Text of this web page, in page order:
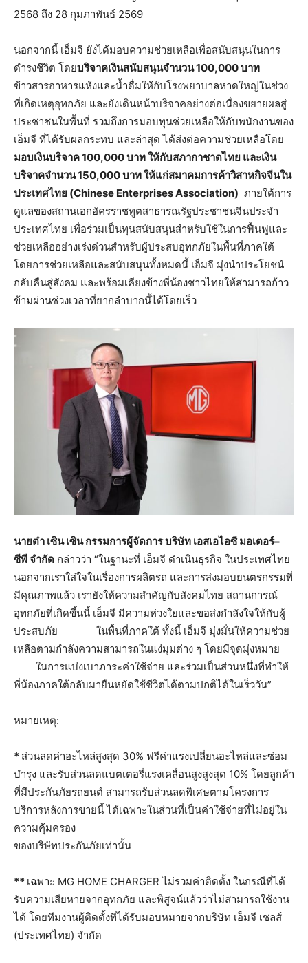
2568 ถึง 28 กุมภาพันธ์ 2569
นอกจากนี้ เอ็มจี ยังได้มอบความช่วยเหลือเพื่อสนับสนุนในการ
ดำรงชีวิต โดยบริจาคเงินสนับสนุนจำนวน100,000บาท
ข้าวสารอาหารแห้งและน้ำดื่มให้กับโรงพยาบาลหาดใหญ่ในช่วง
ที่เกิดเหตุอุทกภัย และยังเดินหน้าบริจาคอย่างต่อเนื่องขยายผลสู่
ประชาชนในพื้นที่ รวมถึงการมอบทุนช่วยเหลือให้กับพนักงานของ
เอ็มจี ที่ได้รับผลกระทบ และล่าสุด ได้ส่งต่อความช่วยเหลือโดย
มอบเงินบริจาค100,000บาทให้กับสภากาชาดไทย และเงิน
บริจาคจำนวน150,000บาทให้แก่สมาคมการค้าวิสาหกิจจีนใน
ประเทศไทย (Chinese Enterprises Association) ภายใต้การ
ดูแลของสถานเอกอัครราชทูตสาธารณรัฐประชาชนจีนประจำ
ประเทศไทย เพื่อร่วมเป็นทุนสนับสนุนสำหรับใช้ในการฟื้นฟูและ
ช่วยเหลืออย่างเร่งด่วนสำหรับผู้ประสบอุทกภัยในพื้นที่ภาคใต้
โดยการช่วยเหลือและสนับสนุนทั้งหมดนี้ เอ็มจี มุ่งนำประโยชน์
กลับคืนสู่สังคม และพร้อมเคียงข้างพี่น้องชาวไทยให้สามารถก้าว
ข้ามผ่านช่วงเวลาที่ยากลำบากนี้ได้โดยเร็ว
นายต๋า เซิน เซิน กรรมการผู้จัดการบริษัท เอสเอไอซี มอเตอร์–
ซีพีจำกัด กล่าวว่า “ในฐานะที่ เอ็มจี ดำเนินธุรกิจ ในประเทศไทย
นอกจากเราใส่ใจในเรื่องการผลิตรถ และการส่งมอบยนตรกรรมที่
มีคุณภาพแล้ว เรายังให้ความสำคัญกับสังคมไทย สถานการณ์
อุทกภัยที่เกิดขึ้นนี้ เอ็มจี มีความห่วงใยและขอส่งกำลังใจให้กับผู้
ประสบภัย
ในพื้นที่ภาคใต้ ทั้งนี้ เอ็มจี มุ่งมั่นให้ความช่วย
เหลือตามกำลังความสามารถในแง่มุมต่าง ๆ โดยมีจุดมุ่งหมาย
ในการแบ่งเบาภาระค่าใช้จ่าย และร่วมเป็นส่วนหนึ่งที่ทำให้
พี่น้องภาคใต้กลับมายืนหยัดใช้ชีวิตได้ตามปกติได้ในเร็ววัน”
หมายเหตุ:
* ส่วนลดค่าอะไหล่สูงสุด 30% ฟรีค่าแรงเปลี่ยนอะไหล่และซ่อม
บำรุง และรับส่วนลดแบตเตอรี่แรงเคลื่อนสูงสูงสุด 10% โดยลูกค้า
ที่มีประกันภัยรถยนต์ สามารถรับส่วนลดพิเศษตามโครงการ
บริการหลังการขายนี้ ได้เฉพาะในส่วนที่เป็นค่าใช้จ่ายที่ไม่อยู่ใน
ความคุ้มครอง
ของบริษัทประกันภัยเท่านั้น
** เฉพาะ MG HOME CHARGER ไม่รวมค่าติดตั้ง ในกรณีที่ได้
รับความเสียหายจากอุทกภัย และพิสูจน์แล้วว่าไม่สามารถใช้งาน
ได้ โดยทีมงานผู้ติดตั้งที่ได้รับมอบหมายจากบริษัท เอ็มจี เซลส์
(ประเทศไทย) จำกัด